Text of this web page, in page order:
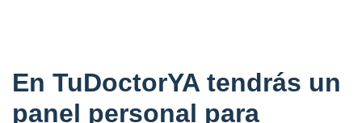
En TuDoctorYA tendrás un
panel personal para